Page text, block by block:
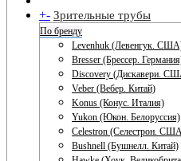
+- Зрительные трубы
По бренду
Levenhuk (Левенгук.
Bresser (Брессер.
Discovery (Дискавери.
Veber (Вебер. Китай)
Konus (Конус. Италия)
Yukon (Юкон. Белоруссия)
Celestron (Селестрон.
Bushnell (Бушнелл. Китай)